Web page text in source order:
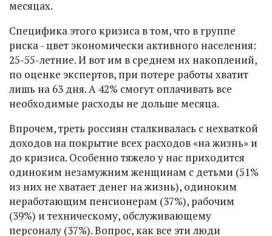
месяцах.
Специфика этого кризиса в том, что в группе
риска - цвет экономически активного населения:
25-55-летние. И вот им в среднем их накоплений,
по оценке экспертов, при потере работы хватит
лишь на 63 дня. А 42% смогут оплачивать все
необходимые расходы не дольше месяца.
Впрочем, треть россиян сталкивалась с нехваткой
доходов на покрытие всех расходов «на жизнь» и
до кризиса. Особенно тяжело у нас приходится
одиноким незамужним женщинам с детьми (51%
из них не хватает денег на жизнь), одиноким
неработающим пенсионерам (37%), рабочим
(39%) и техническому, обслуживающему
персоналу (37%). Вопрос, как все эти люди